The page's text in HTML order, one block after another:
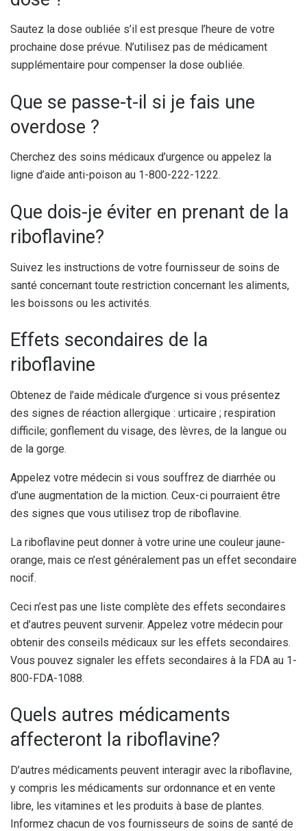
Sautez la dose oubliée s’il est presque l’heure de votre
prochaine dose prévue. N’utilisez pas de médicament
supplémentaire pour compenser la dose oubliée.
Que se passe-t-il si je fais une
overdose ?
Cherchez des soins médicaux d’urgence ou appelez la
ligne d’aide anti-poison au 1-800-222-1222.
Que dois-je éviter en prenant de la
riboflavine?
Suivez les instructions de votre fournisseur de soins de
santé concernant toute restriction concernant les aliments,
les boissons ou les activités.
Effets secondaires de la
riboflavine
Obtenez de l’aide médicale d’urgence si vous présentez
des signes de réaction allergique : urticaire ; respiration
difficile; gonflement du visage, des lèvres, de la langue ou
de la gorge.
Appelez votre médecin si vous souffrez de diarrhée ou
d’une augmentation de la miction. Ceux-ci pourraient être
des signes que vous utilisez trop de riboflavine.
La riboflavine peut donner à votre urine une couleur jaune-
orange, mais ce n’est généralement pas un effet secondaire
nocif.
Ceci n’est pas une liste complète des effets secondaires
et d’autres peuvent survenir. Appelez votre médecin pour
obtenir des conseils médicaux sur les effets secondaires.
Vous pouvez signaler les effets secondaires à la FDA au 1-
800-FDA-1088.
Quels autres médicaments
affecteront la riboflavine?
D’autres médicaments peuvent interagir avec la riboflavine,
y compris les médicaments sur ordonnance et en vente
libre, les vitamines et les produits à base de plantes.
Informez chacun de vos fournisseurs de soins de santé de